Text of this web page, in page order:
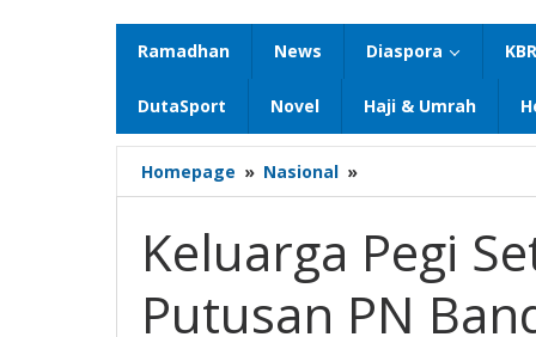
Ramadhan News Diaspora
DutaSport Novel Haji & Umrah
Homepage » Nasional »
Pegi
Sambut
Haru
Putusan
PN
Keluarga Pegi
Putusan PN